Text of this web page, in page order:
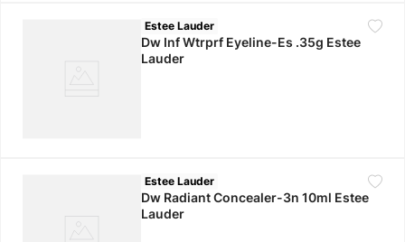
Estee Lauder
Dw Inf Wtrprf Eyeline-Es .35g Estee
Lauder
Estee Lauder
Dw Radiant Concealer-3n 10ml Estee
Lauder